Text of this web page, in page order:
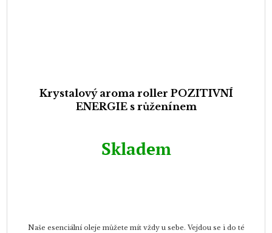
Krystalový aroma roller POZITIVNÍ
ENERGIE s růženínem
Skladem
Naše esenciální oleje můžete mít vždy u sebe. Vejdou se i do té